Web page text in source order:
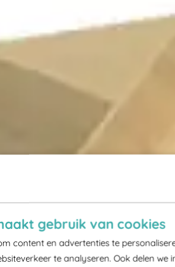
gebruik van cookies
content en advertenties te
te analyseren. Ook delen